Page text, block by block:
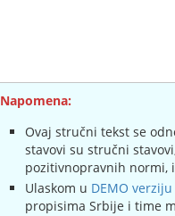
Napomena:
Ovaj stručni tekst se
stavovi su stručni
pozitivnopravnih normi,
Ulaskom u DEMO
propisima Srbije i time